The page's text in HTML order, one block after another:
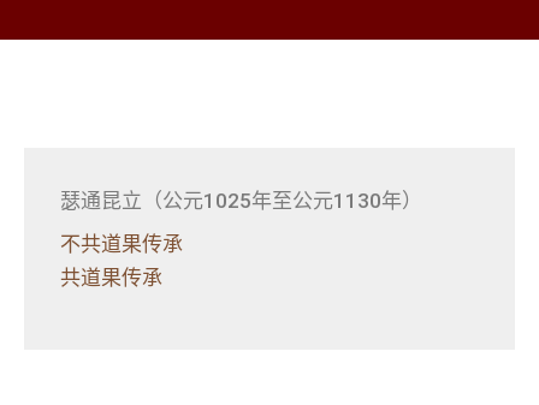
瑟通昆立（公元1025年至公元1130年）
不共道果传承
共道果传承